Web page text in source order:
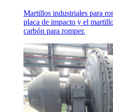
Martillos industriales para
placa de impacto y el
carbón para romper.